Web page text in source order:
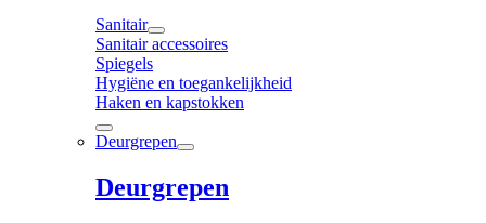
Sanitair
Sanitair accessoires
Spiegels
Hygiëne en toegankelijkheid
Haken en kapstokken
Deurgrepen
Deurgrepen